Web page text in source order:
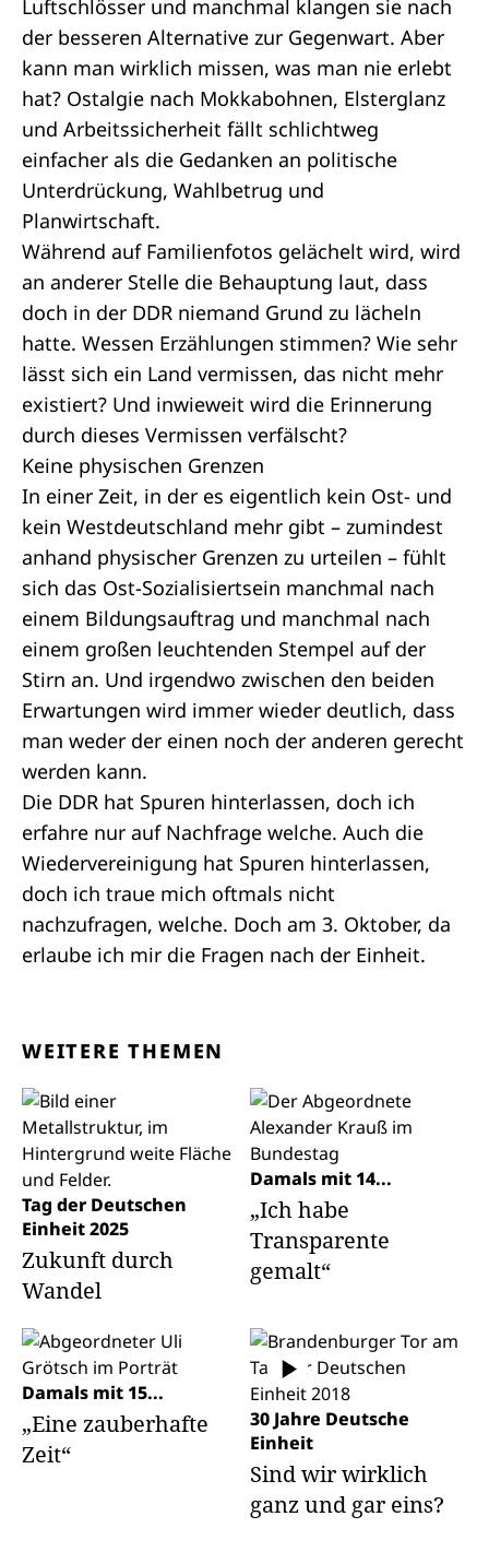
Luftschlösser und manchmal klangen sie nach
der besseren Alternative zur Gegenwart. Aber
kann man wirklich missen, was man nie erlebt
hat? Ostalgie nach Mokkabohnen, Elsterglanz
und Arbeitssicherheit fällt schlichtweg
einfacher als die Gedanken an politische
Unterdrückung, Wahlbetrug und
Planwirtschaft.
Während auf Familienfotos gelächelt wird, wird
an anderer Stelle die Behauptung laut, dass
doch in der DDR niemand Grund zu lächeln
hatte. Wessen Erzählungen stimmen? Wie sehr
lässt sich ein Land vermissen, das nicht mehr
existiert? Und inwieweit wird die Erinnerung
durch dieses Vermissen verfälscht?
Keine physischen Grenzen
In einer Zeit, in der es eigentlich kein Ost- und
kein Westdeutschland mehr gibt – zumindest
anhand physischer Grenzen zu urteilen – fühlt
sich das Ost-Sozialisiertsein manchmal nach
einem Bildungsauftrag und manchmal nach
einem großen leuchtenden Stempel auf der
Stirn an. Und irgendwo zwischen den beiden
Erwartungen wird immer wieder deutlich, dass
man weder der einen noch der anderen gerecht
werden kann.
Die DDR hat Spuren hinterlassen, doch ich
erfahre nur auf Nachfrage welche. Auch die
Wiedervereinigung hat Spuren hinterlassen,
doch ich traue mich oftmals nicht
nachzufragen, welche. Doch am 3. Oktober, da
erlaube ich mir die Fragen nach der Einheit.
WEITERE THEMEN
Tag der Deutschen
Einheit 2025
Zukunft durch
Wandel
Damals mit 14...
„Ich habe
Transparente
gemalt“
Damals mit 15...
„Eine zauberhafte
Zeit“
30 Jahre Deutsche
Einheit
Sind wir wirklich
ganz und gar eins?